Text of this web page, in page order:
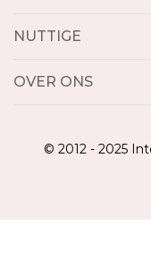
NUTTIGE
OVER ONS
© 2012 - 2025